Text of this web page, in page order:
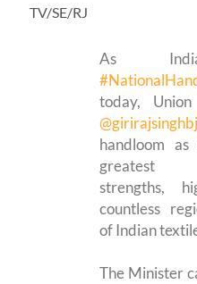
TV/SE/RJ
As
today,
handloom
greatest
strengths,
countless
of Indian
The Minister